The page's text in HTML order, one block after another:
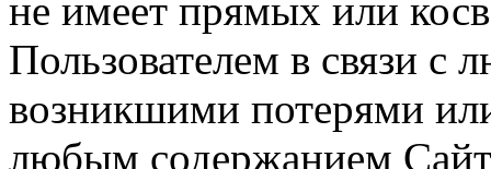
не имеет прямых или
Пользователем в связи
возникшими потерями
любым содержанием